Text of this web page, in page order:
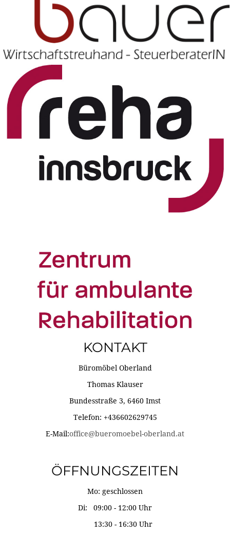
KONTAKT
Büromöbel Oberland
Thomas Klauser
Bundesstraße 3, 6460 Imst
Telefon: +436602629745
E-Mail:office@bueromoebel-oberland.at
ÖFFNUNGSZEITEN
Mo: geschlossen
Di: 09:00 - 12:00 Uhr
13:30 - 16:30 Uhr